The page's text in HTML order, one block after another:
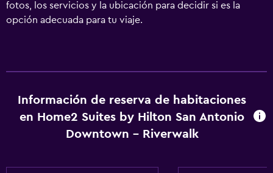
fotos, los servicios y la ubicación para decidir si es la
opción adecuada para tu viaje.
Información de reserva de habitaciones
en Home2 Suites by Hilton San Antonio
Downtown - Riverwalk